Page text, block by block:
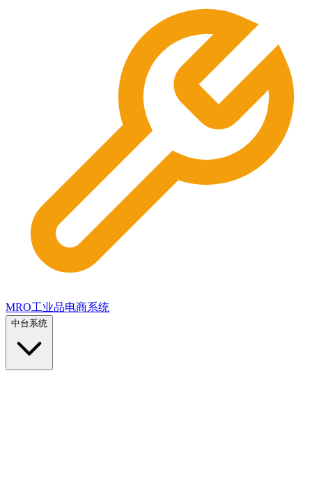
MRO工业品电商系统
中台系统